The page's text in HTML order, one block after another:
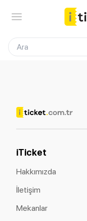
iTicket
Hakkımızda
İletişim
Mekanlar